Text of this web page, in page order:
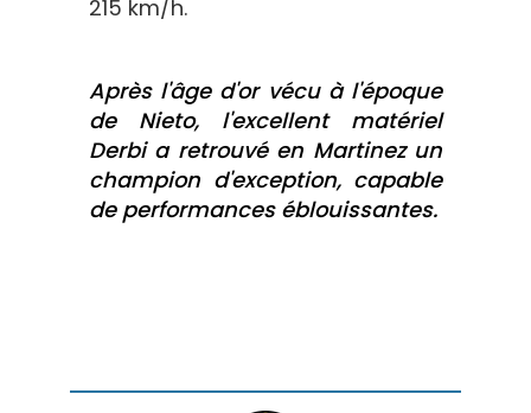
215 km/h.
Après l'âge d'or vécu à l'époque
de Nieto, l'excellent matériel
Derbi a retrouvé en Martinez un
champion d'exception, capable
de performances éblouissantes.